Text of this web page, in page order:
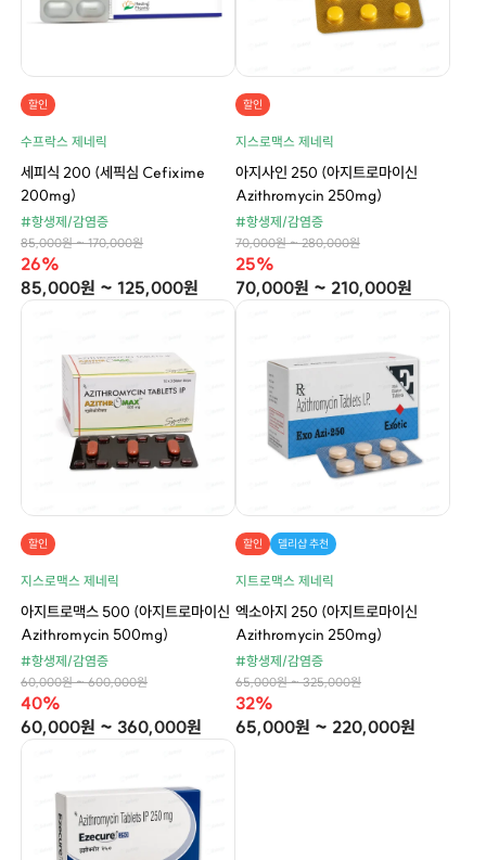
할인
수프락스 제네릭
세피식 200 (세픽심 Cefixime
200mg)
#항생제/감염증
85,000원 ~ 170,000원
26%
85,000원 ~ 125,000원
할인
지스로맥스 제네릭
아지사인 250 (아지트로마이신
Azithromycin 250mg)
#항생제/감염증
70,000원 ~ 280,000원
25%
70,000원 ~ 210,000원
할인
지스로맥스 제네릭
아지트로맥스 500 (아지트로마이신
Azithromycin 500mg)
#항생제/감염증
60,000원 ~ 600,000원
40%
60,000원 ~ 360,000원
할인 델리샵 추천
지트로맥스 제네릭
엑소아지 250 (아지트로마이신
Azithromycin 250mg)
#항생제/감염증
65,000원 ~ 325,000원
32%
65,000원 ~ 220,000원